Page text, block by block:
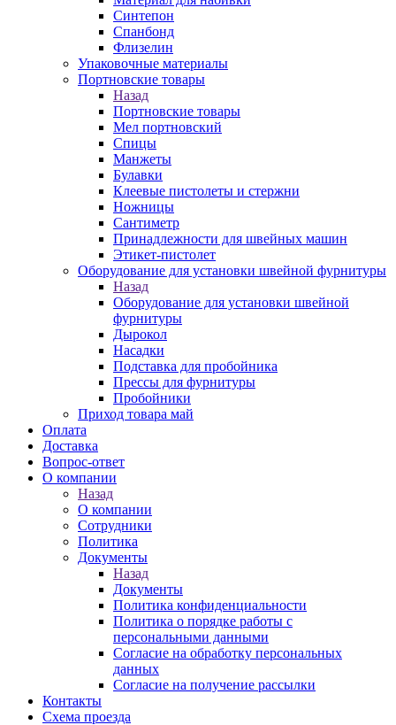
Синтепон
Спанбонд
Флизелин
Упаковочные материалы
Портновские товары
Назад
Портновские товары
Мел портновский
Спицы
Манжеты
Булавки
Клеевые пистолеты и стержни
Ножницы
Сантиметр
Принадлежности для швейных машин
Этикет-пистолет
Оборудование для установки швейной фурнитуры
Назад
Оборудование для установки швейной
фурнитуры
Дырокол
Насадки
Подставка для пробойника
Прессы для фурнитуры
Пробойники
Приход товара май
Оплата
Доставка
Вопрос-ответ
О компании
Назад
О компании
Сотрудники
Политика
Документы
Назад
Документы
Политика конфиденциальности
Политика о порядке работы с
персональными данными
Согласие на обработку персональных
данных
Согласие на получение рассылки
Контакты
Схема проезда